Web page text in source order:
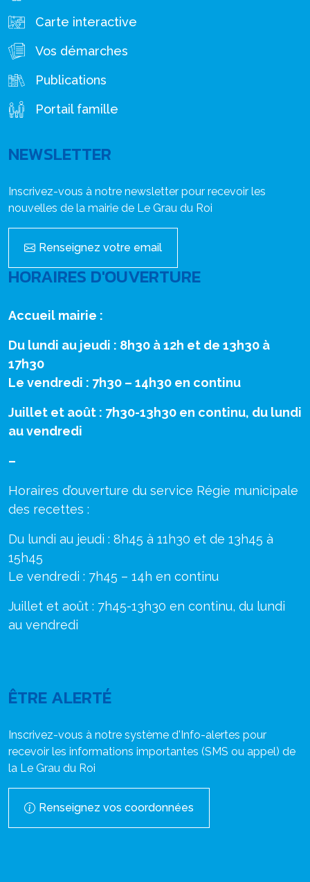
Carte interactive
Vos démarches
Publications
Portail famille
NEWSLETTER
Inscrivez-vous à notre newsletter pour recevoir les
nouvelles de la mairie de Le Grau du Roi
Renseignez votre email
HORAIRES D'OUVERTURE
Accueil mairie :
Du lundi au jeudi : 8h30 à 12h et de 13h30 à
17h30
Le vendredi : 7h30 – 14h30 en continu
Juillet et août : 7h30-13h30 en continu, du lundi
au vendredi
–
Horaires d’ouverture du service Régie municipale
des recettes :
Du lundi au jeudi : 8h45 à 11h30 et de 13h45 à
15h45
Le vendredi : 7h45 – 14h en continu
Juillet et août : 7h45-13h30 en continu, du lundi
au vendredi
ÊTRE ALERTÉ
Inscrivez-vous à notre système d'Info-alertes pour
recevoir les informations importantes (SMS ou appel) de
la Le Grau du Roi
Renseignez vos coordonnées